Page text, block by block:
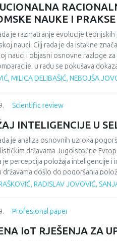
NAUKE I PRAKSE
je razmatranje evolucije
nauci. Cilj rada je da istakne
nauci i objasni osnovne razloge
u radu se pokušava
princip, koji preporučuju
MILICA DELIBAŠIĆ, NEBOJŠA
Scientific review
INTELIGENCIJE U
je analiza osnovnih uzroka
državama Jugoistočne
je percepcija položaja inteligencije
državama došlo do pogoršanja
ekonomskog i institucionalnog
RADISLAV JOVOVIĆ,
Profesional paper
IoT RJEŠENJA ZA